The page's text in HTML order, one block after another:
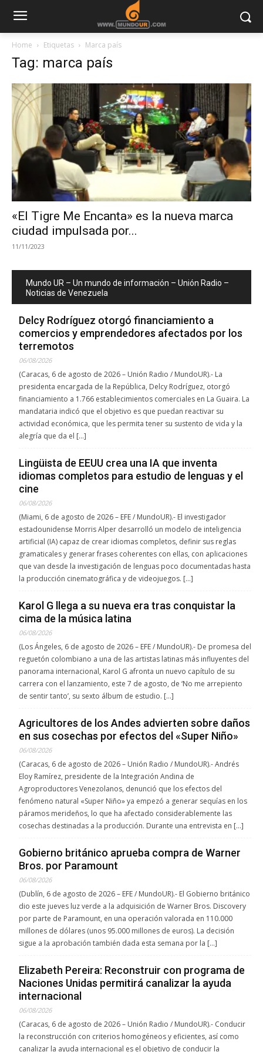
Home Etiquetas Marca país
Tag: marca país
«El Tigre Me Encanta» es la nueva marca
ciudad impulsada por...
11/11/2023
Mundo UR – Un mundo de información – Unión Radio –
Noticias de Venezuela
Delcy Rodríguez otorgó financiamiento a
comercios y emprendedores afectados por los
terremotos
06/08/2026
(Caracas, 6 de agosto de 2026 – Unión Radio / MundoUR).- La
presidenta encargada de la República, Delcy Rodríguez, otorgó
financiamiento a 1.766 establecimientos comerciales en La Guaira. La
mandataria indicó que el objetivo es que puedan reactivar su
actividad económica, que les permita tener su sustento de vida y la
alegría que da el […]
Lingüista de EEUU crea una IA que inventa
idiomas completos para estudio de lenguas y el
cine
06/08/2026
(Miami, 6 de agosto de 2026 – EFE / MundoUR).- El investigador
estadounidense Morris Alper desarrolló un modelo de inteligencia
artificial (IA) capaz de crear idiomas completos, definir sus reglas
gramaticales y generar frases coherentes con ellas, con aplicaciones
que van desde la investigación de lenguas poco documentadas hasta
la producción cinematográfica y de videojuegos. […]
Karol G llega a su nueva era tras conquistar la
cima de la música latina
06/08/2026
(Los Ángeles, 6 de agosto de 2026 – EFE / MundoUR).- De promesa del
reguetón colombiano a una de las artistas latinas más influyentes del
panorama internacional, Karol G afronta un nuevo capítulo de su
carrera con el lanzamiento, este 7 de agosto, de ‘No me arrepiento
de sentir tanto’, su sexto álbum de estudio. […]
Agricultores de los Andes advierten sobre daños
en sus cosechas por efectos del «Super Niño»
06/08/2026
(Caracas, 6 de agosto de 2026 – Unión Radio / MundoUR).- Andrés
Eloy Ramírez, presidente de la Integración Andina de
Agroproductores Venezolanos, denunció que los efectos del
fenómeno natural «Super Niño» ya empezó a generar sequías en los
páramos merideños, lo que ha afectado considerablemente las
cosechas destinadas a la producción. Durante una entrevista en […]
Gobierno británico aprueba compra de Warner
Bros. por Paramount
06/08/2026
(Dublín, 6 de agosto de 2026 – EFE / MundoUR).- El Gobierno británico
dio este jueves luz verde a la adquisición de Warner Bros. Discovery
por parte de Paramount, en una operación valorada en 110.000
millones de dólares (unos 95.000 millones de euros). La decisión
sigue a la aprobación también dada esta semana por la […]
Elizabeth Pereira: Reconstruir con programa de
Naciones Unidas permitirá canalizar la ayuda
internacional
06/08/2026
(Caracas, 6 de agosto de 2026 – Unión Radio / MundoUR).- Conducir
la reconstrucción con criterios homogéneos y eficientes, así como
canalizar la ayuda internacional es el objetivo de conducir la